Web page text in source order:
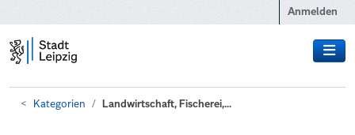
Anmelden
Kategorien Landwirtschaft, Fischerei,...